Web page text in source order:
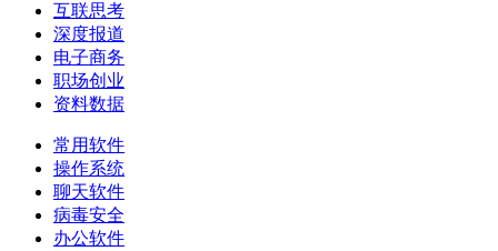
互联思考
深度报道
电子商务
职场创业
资料数据
常用软件
操作系统
聊天软件
病毒安全
办公软件